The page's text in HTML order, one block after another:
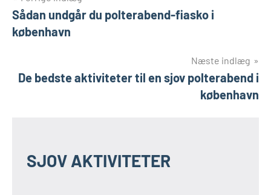
Sådan undgår du polterabend-fiasko i
københavn
Næste indlæg
De bedste aktiviteter til en sjov polterabend i
københavn
SJOV AKTIVITETER